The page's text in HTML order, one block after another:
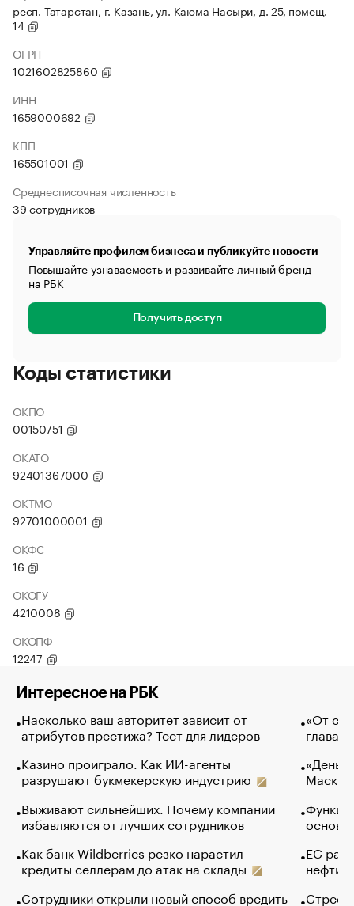
респ. Татарстан, г. Казань, ул. Каюма Насыри, д. 25, помещ.
14
ОГРН
1021602825860
ИНН
1659000692
КПП
165501001
Среднесписочная численность
39 сотрудников
Управляйте профилем бизнеса и публикуйте новости
Повышайте узнаваемость и развивайте личный бренд
на РБК
Получить доступ
Коды статистики
ОКПО
00150751
ОКАТО
92401367000
ОКТМО
92701000001
ОКФС
16
ОКОГУ
4210008
ОКОПФ
12247
Интересное на РБК
Насколько ваш авторитет зависит от
атрибутов престижа? Тест для лидеров
Казино проиграло. Как ИИ-агенты
разрушают букмекерскую индустрию
Выживают сильнейших. Почему компании
избавляются от лучших сотрудников
Как банк Wildberries резко нарастил
кредиты селлерам до атак на склады
Сотрудники открыли новый способ вредить
«От
глава
Маск в
основ
ЕС
нефти